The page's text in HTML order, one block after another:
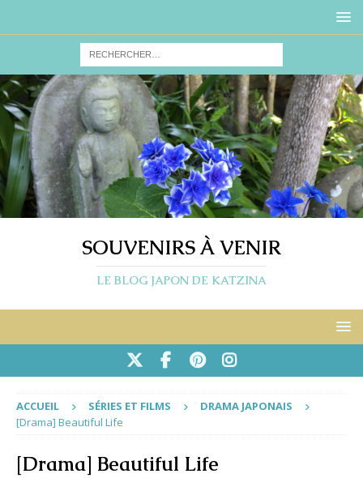
SOUVENIRS À VENIR
LE BLOG JAPON DE KATZINA
ACCUEIL SÉRIES ET FILMS
DRAMA JAPONAIS
[Drama] Beautiful Life
[Drama] Beautiful Life